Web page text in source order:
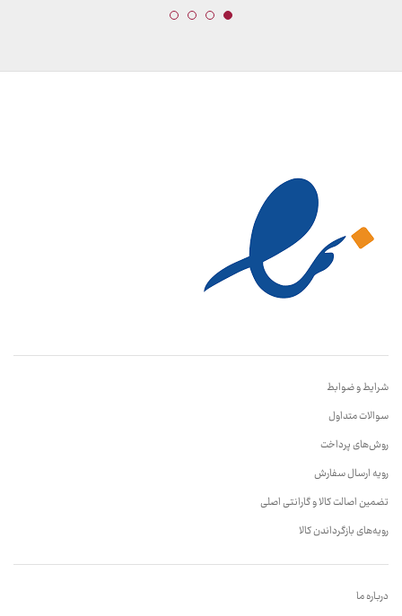
شرایط و ضوابط
سوالات متداول
روش‌های پرداخت
رویه ارسال سفارش
تضمین اصالت کالا و گارانتی اصلی
رویه‌های بازگرداندن کالا
درباره ما